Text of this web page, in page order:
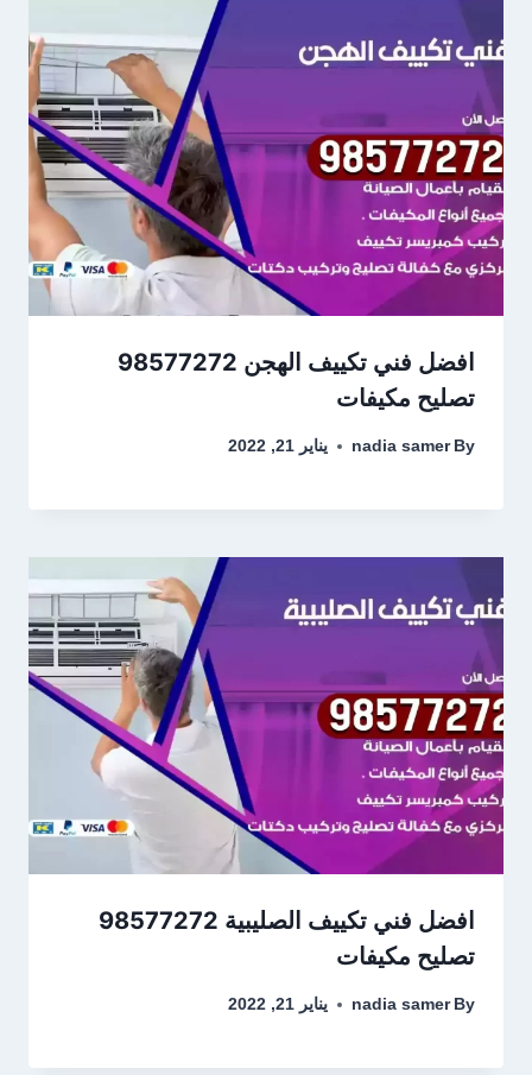
افضل فني تكييف الهجن 98577272
تصليح مكيفات
By
nadia samer يناير 21, 2022
افضل فني تكييف الصليبية 98577272
تصليح مكيفات
By
nadia samer يناير 21, 2022